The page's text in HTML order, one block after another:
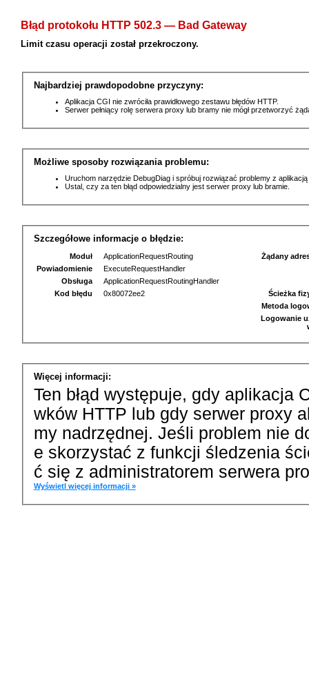
Błąd protokołu HTTP 502.3 — Bad Gateway
Limit czasu operacji został przekroczony.
Najbardziej prawdopodobne przyczyny:
Aplikacja CGI nie zwróciła prawidłowego zestawu błędów HTTP.
Serwer pełniący rolę serwera proxy lub bramy nie mógł przetworzyć
Możliwe sposoby rozwiązania problemu:
Uruchom narzędzie DebugDiag i spróbuj rozwiązać problemy z
Ustal, czy za ten błąd odpowiedzialny jest serwer proxy lub bramie.
Szczegółowe informacje o błędzie:
Moduł
ApplicationRequestRouting
Powiadomienie
ExecuteRequestHandler
Obsługa
ApplicationRequestRoutingHandler
Kod błędu
0x80072ee2
Żądany
Ścieżka
Metoda
Logowanie
Więcej informacji:
Ten błąd występuje, gdy aplikacja
wków HTTP lub gdy serwer proxy
my nadrzędnej. Jeśli problem nie
e skorzystać z funkcji śledzenia
ć się z administratorem serwera
Wyświetl więcej informacji »